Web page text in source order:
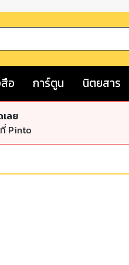
อ การ์ตูน นิตยสาร
ลย
Pinto